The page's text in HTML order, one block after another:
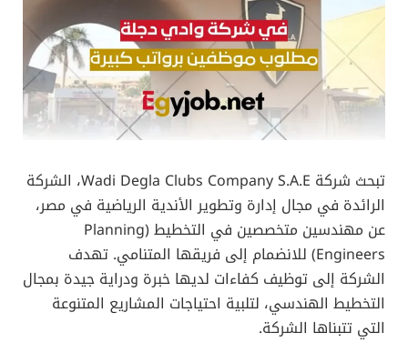
تبحث شركة Wadi Degla Clubs Company S.A.E، الشركة
الرائدة في مجال إدارة وتطوير الأندية الرياضية في مصر،
عن مهندسين متخصصين في التخطيط (Planning
Engineers) للانضمام إلى فريقها المتنامي. تهدف
الشركة إلى توظيف كفاءات لديها خبرة ودراية جيدة بمجال
التخطيط الهندسي، لتلبية احتياجات المشاريع المتنوعة
التي تتبناها الشركة.